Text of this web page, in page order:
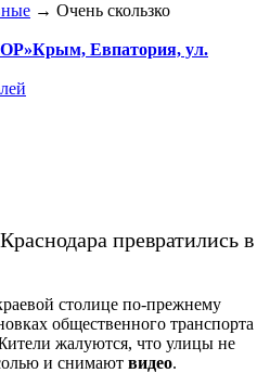
→ Очень скользко
Крым, Евпатория, ул.
превратились в
столице по-прежнему
общественного транспорта
жалуются, что улицы не
и снимают видео.